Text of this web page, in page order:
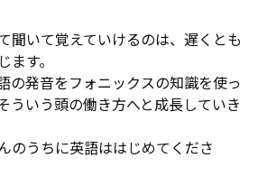
聞いて覚えていけるのは、遅くとも
す。
の発音をフォニックスの知識を使っ
ういう頭の働き方へと成長していき
のうちに英語ははじめてくださ